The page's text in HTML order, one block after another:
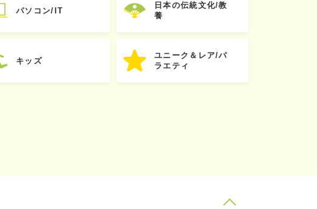
パソコン/IT
日本の伝統文化/教
養
キッズ
ユニーク＆レア/バ
ラエティ